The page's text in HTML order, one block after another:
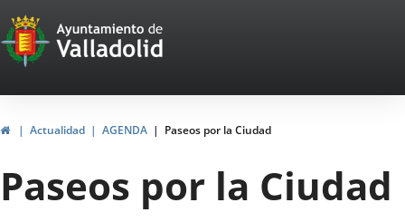
Portal
Web
del
Ayuntamiento
de
Valladolid
HomeActualidad AGENDA Paseos por la Ciudad
Paseos por la Ciudad